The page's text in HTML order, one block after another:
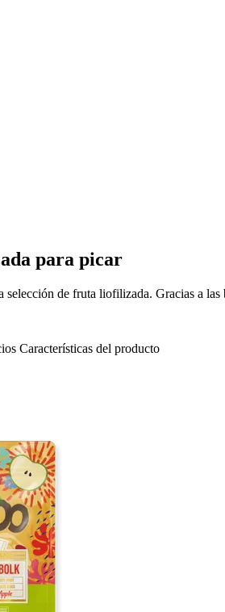
para picar
de fruta liofilizada. Gracias a las
Características del producto